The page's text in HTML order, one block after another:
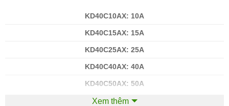
KD40C10AX: 10A
KD40C15AX: 15A
KD40C25AX: 25A
KD40C40AX: 40A
KD40C50AX: 50A
KD40C75AX: 75A
Xem thêm